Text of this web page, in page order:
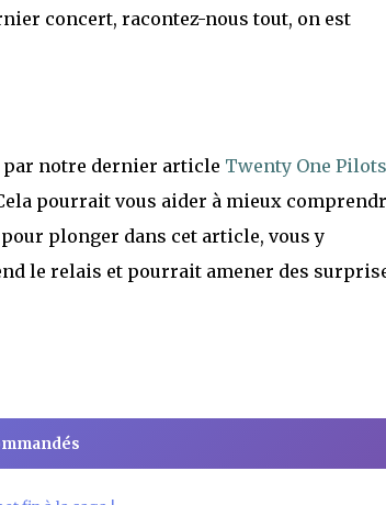
concert, racontez-nous tout, on est
par notre dernier article Twenty One
pourrait vous aider à mieux
plonger dans cet article, vous y
le relais et pourrait amener des